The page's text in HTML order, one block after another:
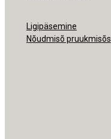
Ligipäsemine
Nõudmisõ pruukmisõs